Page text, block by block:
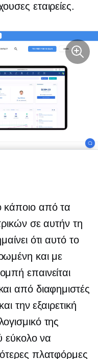
εταιρείες.
κάποιο από τα
σε αυτήν τη
ότι αυτό το
και με
επαινείται
από διαφημιστές
την εξαιρετική
της
εύκολο να
πλατφόρμες